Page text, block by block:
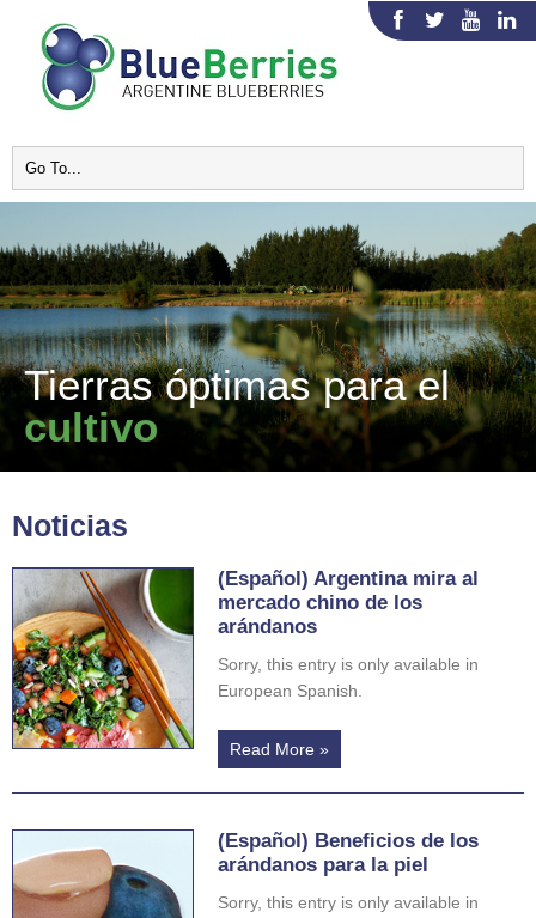
Tierras óptimas para el
cultivo
Noticias
(Español) Argentina mira al
mercado chino de los
arándanos
Sorry, this entry is only available in
European Spanish.
Read More »
(Español) Beneficios de los
arándanos para la piel
Sorry, this entry is only available in